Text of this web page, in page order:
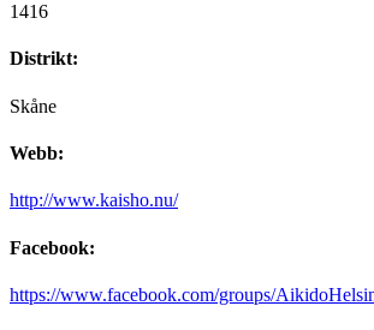
1416
Distrikt:
Skåne
Webb:
http://www.kaisho.nu/
Facebook:
https://www.facebook.com/groups/